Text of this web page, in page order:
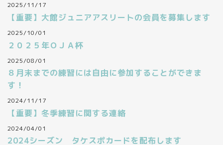
2025/11/17
【重要】大館ジュニアアスリートの会員を募集します
2025/10/01
２０２５年ＯＪＡ杯
2025/08/01
８月末までの練習には自由に参加することができま
す！
2024/11/17
【重要】冬季練習に関する連絡
2024/04/01
2024シーズン タケスポカードを配布します